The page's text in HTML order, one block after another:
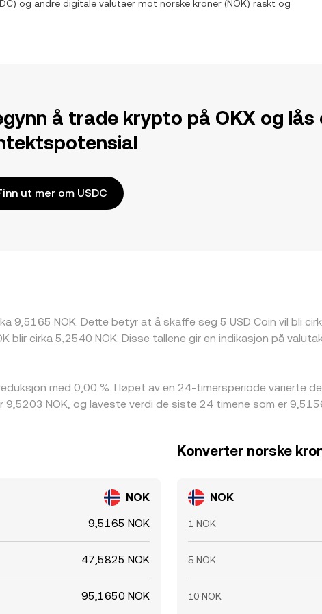
) og andre digitale valutaer mot norske kroner (NOK) raskt og
å trade krypto på OKX og lås
ut mer om USDC
9,5165 NOK. Dette betyr at å skaffe seg 5 USD Coin vil bli
blir cirka 5,2540 NOK. Disse tallene gir en indikasjon på
med 0,00 %. I løpet av en 24-timersperiode varierte
NOK, og laveste verdi de siste 24 timene som er
NOK
9,5165 NOK
47,5825 NOK
95,1650 NOK
Konverter norske
NOK
1 NOK
5 NOK
10 NOK